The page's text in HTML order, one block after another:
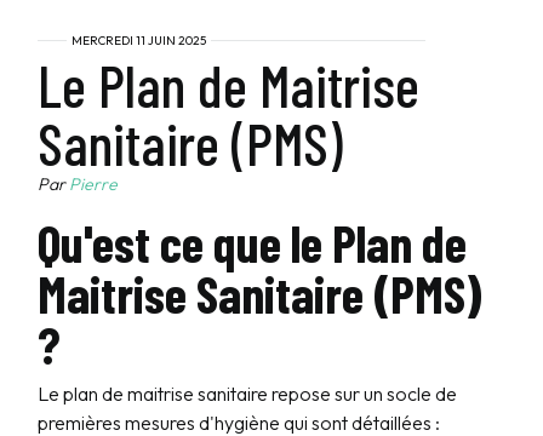
MERCREDI 11 JUIN 2025
Le Plan de Maitrise
Sanitaire (PMS)
ParPierre
Qu'est ce que le Plan de
Maitrise Sanitaire (PMS)
?
Le plan de maitrise sanitaire repose sur un socle de
premières mesures d'hygiène qui sont détaillées :